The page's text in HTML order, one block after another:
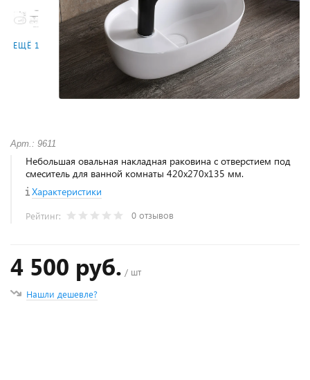
ЕЩЁ 1
Арт.: 9611
Небольшая овальная накладная раковина с отверстием под
смеситель для ванной комнаты 420х270х135 мм.
Характеристики
Рейтинг: 0 отзывов
4 500 руб. / шт
Нашли дешевле?